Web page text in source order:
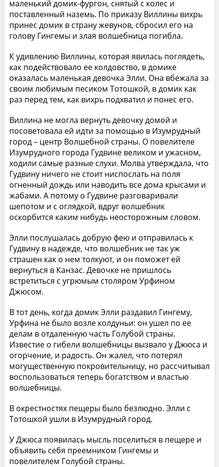
маленький домик-фургон, снятый с колес и
поставленный наземь. По приказу Виллины вихрь
принес домик в страну жевунов, сбросил его на
голову Гингемы и злая волшебница погибла.
К удивлению Виллины, которая явилась поглядеть,
как подействовало ее колдовство, в домике
оказалась маленькая девочка Элли. Она вбежала за
своим любимым песиком Тотошкой, в домик как
раз перед тем, как вихрь подхватил и понес его.
Виллина не могла вернуть девочку домой и
посоветовала ей идти за помощью в Изумрудный
город – центр Волшебной страны. О повелителе
Изумрудного города Гудвине великом и ужасном,
ходили самые разные слухи. Молва утверждала, что
Гудвину ничего не стоит ниспослать на поля
огненный дождь или наводить все дома крысами и
жабами. А потому о Гудвине разговаривали
шепотом и с оглядкой, вдруг волшебник
оскорбится каким нибудь неосторожным словом.
Элли послушалась добрую фею и отправилась к
Гудвину в надежде, что волшебник не так уж
страшен как о нем толкуют, и он поможет ей
вернуться в Канзас. Девочке не пришлось
встретиться с угрюмым столяром Урфином
Джюсом.
В тот день, когда домик Элли раздавил Гингему,
Урфина не было возле колдуньи: он ушел по ее
делам в отдаленную часть Голубой страны.
Известие о гибели волшебницы вызвало у Джюса и
огорчение, и радость. Он жалел, что потерял
могущественную покровительницу, но рассчитывал
воспользоваться теперь богатством и властью
волшебницы.
В окрестностях пещеры было безлюдно. Элли с
Тотошкой ушли в Изумрудный город.
У Джюса появилась мысль поселиться в пещере и
объявить себя преемником Гингемы и
повелителем Голубой страны.